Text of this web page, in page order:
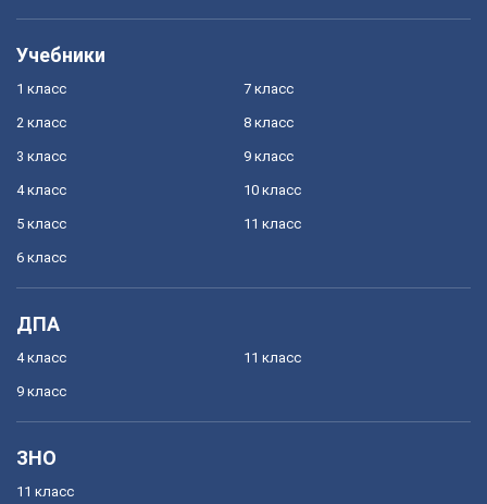
Учебники
1 класс
2 класс
3 класс
4 класс
5 класс
6 класс
7 класс
8 класс
9 класс
10 класс
11 класс
ДПА
4 класс
9 класс
11 класс
ЗНО
11 класс